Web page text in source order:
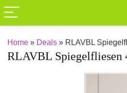
Home » Deals » RLAVBL
RLAVBL Spiegelfliesen